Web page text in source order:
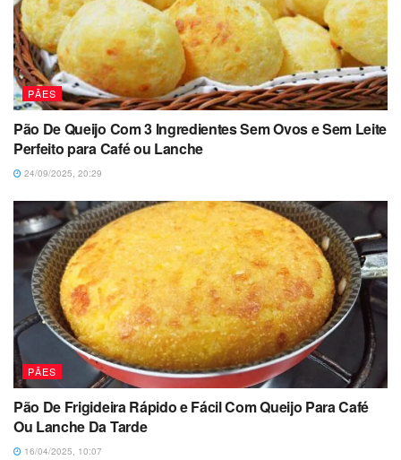
PÃES
Pão De Queijo Com 3 Ingredientes Sem Ovos e Sem Leite
Perfeito para Café ou Lanche
24/09/2025, 20:29
PÃES
Pão De Frigideira Rápido e Fácil Com Queijo Para Café
Ou Lanche Da Tarde
16/04/2025, 10:07